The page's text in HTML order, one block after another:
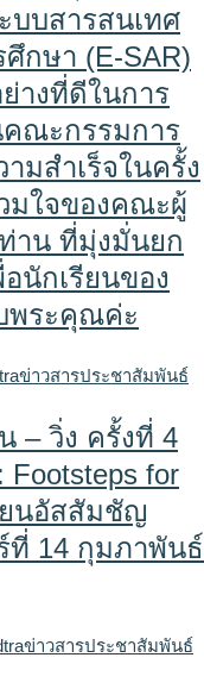
บบสารสนเทศ
กษา (E-SAR)
างที่ดีในการ
ณะกรรมการ
มสำเร็จในครั้ง
มใจของคณะผู้
าน ที่มุ่งมั่นยก
นักเรียนของ
พระคุณค่ะ
ข่าวสารประชาสัมพันธ์
– วิ่ง ครั้งที่ 4
Footsteps for
ยนอัสสัมชัญ
ที่ 14 กุมภาพันธ์
ข่าวสารประชาสัมพันธ์